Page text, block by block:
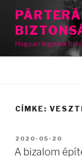
Tartalomhoz
Hogyan legyünk
CÍMKE:
BEKÜLDVE:
2020-05-20
A bizalom